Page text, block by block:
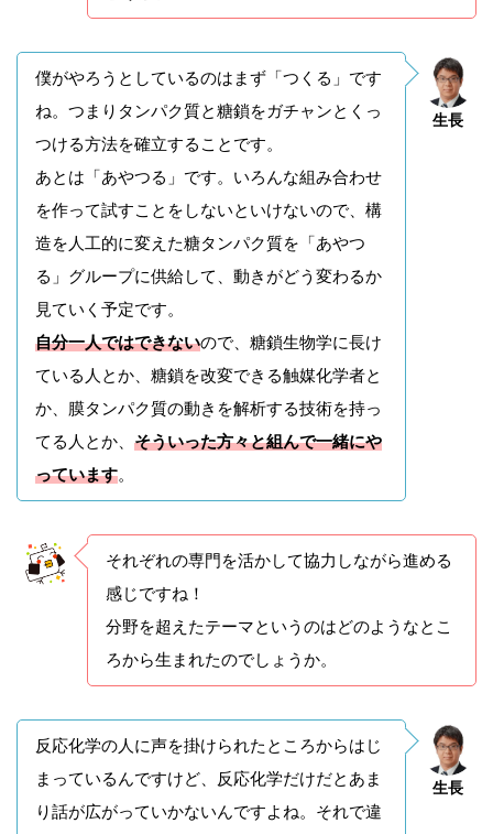
生長
僕がやろうとしているのはまず「つくる」です
ね。つまりタンパク質と糖鎖をガチャンとくっ
つける方法を確立することです。
あとは「あやつる」です。いろんな組み合わせ
を作って試すことをしないといけないので、構
造を人工的に変えた糖タンパク質を「あやつ
る」グループに供給して、動きがどう変わるか
見ていく予定です。
自分一人ではできないので、糖鎖生物学に長け
ている人とか、糖鎖を改変できる触媒化学者と
か、膜タンパク質の動きを解析する技術を持っ
てる人とか、 そういった方々と組んで一緒にや
っています。
それぞれの専門を活かして協力しながら進める
感じですね！
分野を超えたテーマというのはどのようなとこ
ろから生まれたのでしょうか。
生長
反応化学の人に声を掛けられたところからはじ
まっているんですけど、反応化学だけだとあま
り話が広がっていかないんですよね。それで違